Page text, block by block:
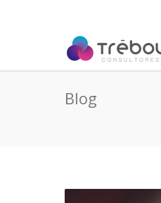
Blog